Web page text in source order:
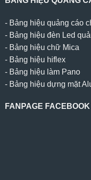
- Bảng hiệu quảng cáo
- Bảng hiệu đèn Led
- Bảng hiệu chữ Mica
- Bảng hiệu hiflex
- Bảng hiệu làm Pano
- Bảng hiệu dựng mặt
FANPAGE FACEBOOK